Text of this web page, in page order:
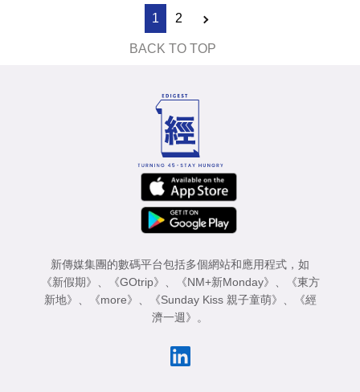
1 2
BACK TO TOP
新傳媒集團的數碼平台包括多個網站和應用程式，如
《新假期》 、 《GOtrip》 、 《NM+新Monday》 、
《東方
新地》 、 《more》 、 《Sunday Kiss 親子童萌》 、
《經
濟一週》 。